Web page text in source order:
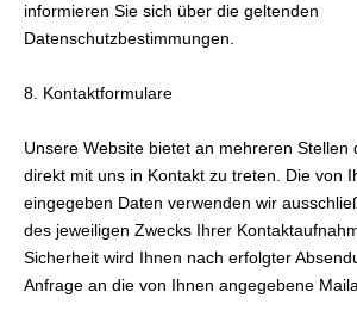
informieren Sie sich über die geltenden
Datenschutzbestimmungen.
8. Kontaktformulare
Unsere Website bietet an mehreren Stellen
direkt mit uns in Kontakt zu treten. Die von
eingegeben Daten verwenden wir
des jeweiligen Zwecks Ihrer
Sicherheit wird Ihnen nach erfolgter
Anfrage an die von Ihnen angegebene